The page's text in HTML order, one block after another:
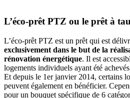
L’éco-prêt PTZ ou le prêt à
L’éco-prêt PTZ est un prêt qui est
exclusivement dans le but de la
rénovation énergétique. Il est
logements individuels ayant été
Et depuis le 1er janvier 2014, certains
peuvent également en bénéficier.
pour un bouquet spécifique de 6